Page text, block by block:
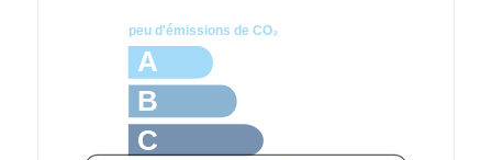
A
B
C
peu d'émissions de CO₂